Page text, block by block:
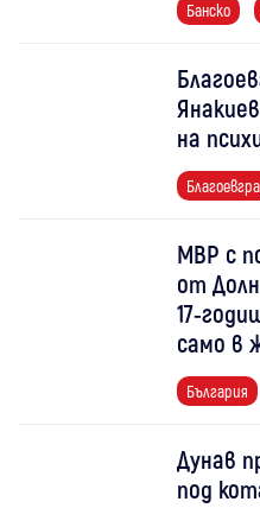
Банско
на
МВР с
от
17-
само в
България
Дунав
под